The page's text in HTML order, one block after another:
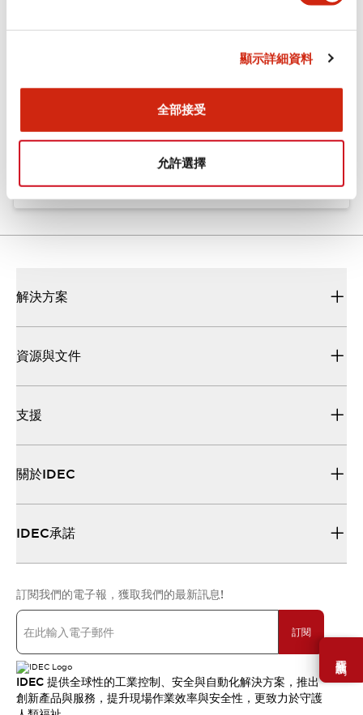
顯示詳細資料
全部接受
允許選擇
需要幫助嗎？
Flush Silhouette LW系列 控制元件 (英文版)
Flush Silhouette LW系列 控制元件
1.63MB
解決方案
資源與文件
支援
關於IDEC
IDEC承諾
訂閱我們的電子報，獲取我們的最新訊息!
訂閱
IDEC 提供全球性的工業控制、安全與自動化解決方案，推出
創新產品與服務，提升現場作業效率與安全性，更致力於守護